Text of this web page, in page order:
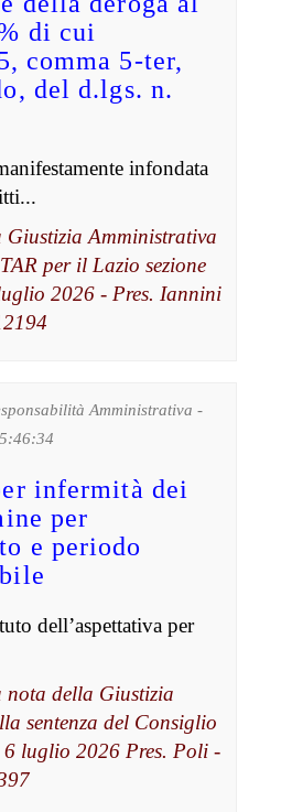
di cui
comma 5-ter,
del d.lgs. n.
infondata
Giustizia Amministrativa
per il Lazio sezione
2026 - Pres. Iannini
Amministrativa -
infermità dei
per
e periodo
dell’aspettativa per
nota della Giustizia
sentenza del Consiglio
6 luglio 2026 Pres. Poli -